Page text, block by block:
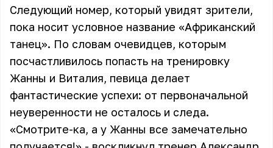
Следующий номер, который увидят зрители,
пока носит условное название «Африканский
танец». По словам очевидцев, которым
посчастливилось попасть на тренировку
Жанны и Виталия, певица делает
фантастические успехи: от первоначальной
неуверенности не осталось и следа.
«Смотрите-ка, а у Жанны все замечательно